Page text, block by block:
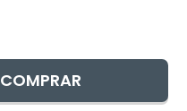
COMPRAR